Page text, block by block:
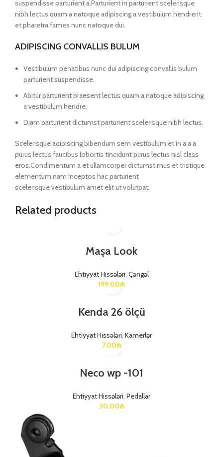
suspendisse parturient a.Parturient in parturient scelerisque
nibh lectus quam a natoque adipiscing a vestibulum hendrerit
et pharetra fames nunc natoque dui.
ADIPISCING CONVALLIS BULUM
Vestibulum penatibus nunc dui adipiscing convallis bulum
parturient suspendisse.
Abitur parturient praesent lectus quam a natoque adipiscing
a vestibulum hendre.
Diam parturient dictumst parturient scelerisque nibh lectus.
Scelerisque adipiscing bibendum sem vestibulum et in a a a
purus lectus faucibus lobortis tincidunt purus lectus nisl class
eros.Condimentum a et ullamcorper dictumst mus et tristique
elementum nam inceptos hac parturient
scelerisque vestibulum amet elit ut volutpat.
Related products
Maşa Look
Ehtiyyat Hissələri Çəngəl
199.00₼
Kenda 26 ölçü
Ehtiyyat Hissələri Kamerlər
7.00₼
Neco wp -101
Ehtiyyat Hissələri Pedallar
30.00₼